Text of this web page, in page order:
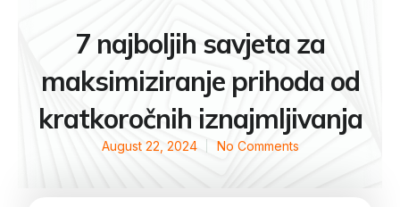
7 najboljih savjeta za
maksimiziranje prihoda od
kratkoročnih iznajmljivanja
August 22, 2024 No Comments